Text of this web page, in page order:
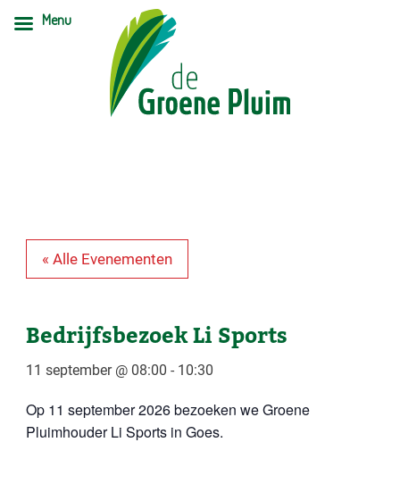
« Alle Evenementen
Bedrijfsbezoek Li Sports
11 september @ 08:00 - 10:30
Op 11 september 2026 bezoeken we Groene
Pluimhouder Li Sports in Goes.
Menu